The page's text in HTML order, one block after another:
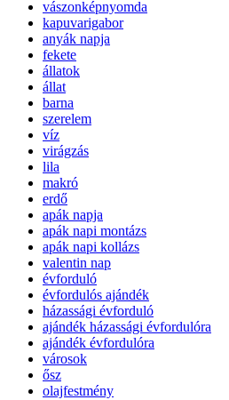
vászonképnyomda
kapuvarigabor
anyák napja
fekete
állatok
állat
barna
szerelem
víz
virágzás
lila
makró
erdő
apák napja
apák napi montázs
apák napi kollázs
valentin nap
évforduló
évfordulós ajándék
házassági évforduló
ajándék házassági évfordulóra
ajándék évfordulóra
városok
ősz
olajfestmény